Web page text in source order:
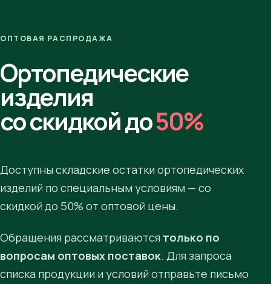
ОПТОВАЯ РАСПРОДАЖА
Ортопедические
изделия
со скидкой до50%
Доступны складские остатки ортопедических
изделий по специальным условиям — со
скидкой до 50% от оптовой цены.
Обращения рассматриваются только по
вопросам оптовых поставок. Для запроса
списка продукции и условий отправьте письмо